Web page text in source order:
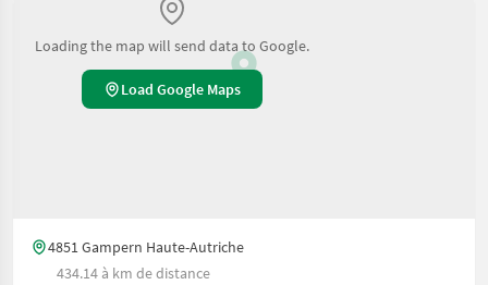
Loading the map will send data to Google.
Load Google Maps
4851 Gampern Haute-Autriche
434.14 à km de distance